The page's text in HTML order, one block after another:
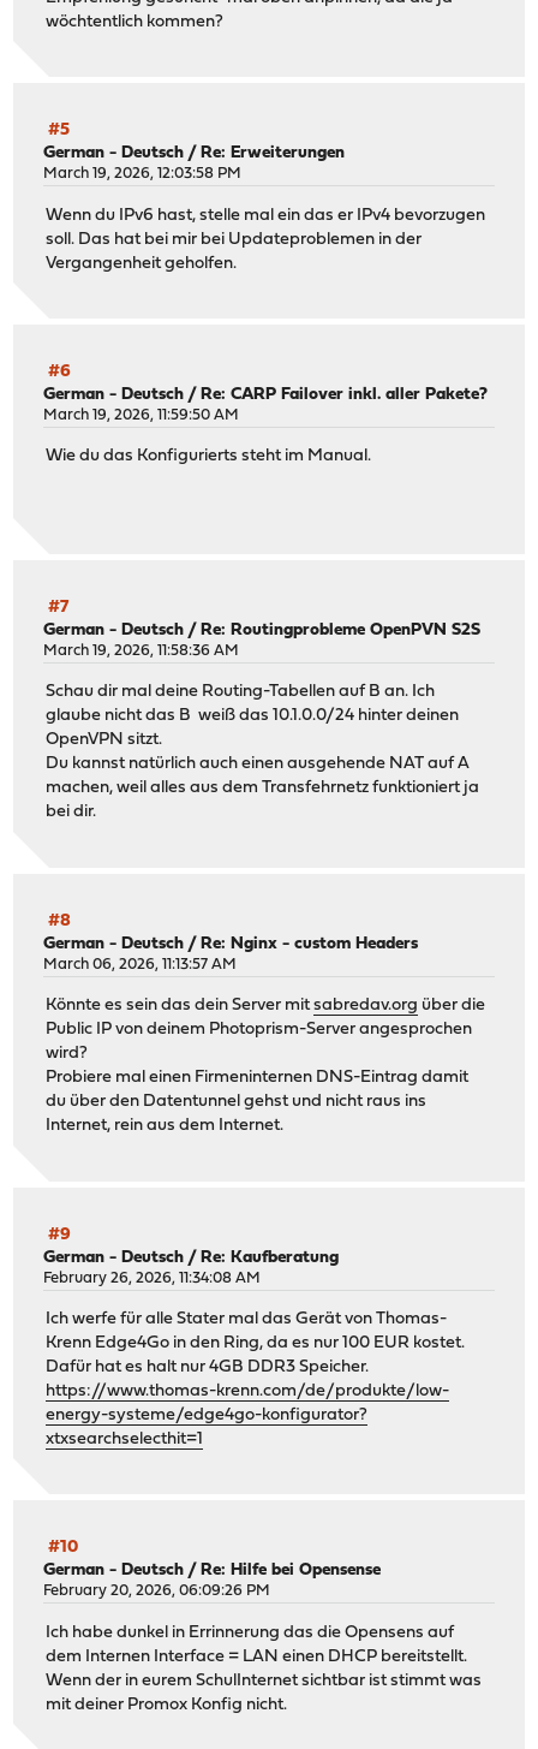
wöchtentlich kommen?
#5
German - Deutsch /Re: Erweiterungen
March 19, 2026, 12:03:58 PM
Wenn du IPv6 hast, stelle mal ein das er IPv4 bevorzugen
soll. Das hat bei mir bei Updateproblemen in der
Vergangenheit geholfen.
#6
German - Deutsch /Re: CARP Failover inkl. aller Pakete?
March 19, 2026, 11:59:50 AM
Wie du das Konfigurierts steht im Manual.
#7
German - Deutsch /Re: Routingprobleme OpenPVN S2S
March 19, 2026, 11:58:36 AM
Schau dir mal deine Routing-Tabellen auf B an. Ich
glaube nicht das B weiß das 10.1.0.0/24 hinter deinen
OpenVPN sitzt.
Du kannst natürlich auch einen ausgehende NAT auf A
machen, weil alles aus dem Transfehrnetz funktioniert ja
bei dir.
#8
German - Deutsch / Re: Nginx - custom Headers
March 06, 2026, 11:13:57 AM
Könnte es sein das dein Server mitsabredav.org über die
Public IP von deinem Photoprism-Server angesprochen
wird?
Probiere mal einen Firmeninternen DNS-Eintrag damit
du über den Datentunnel gehst und nicht raus ins
Internet, rein aus dem Internet.
#9
German - Deutsch / Re: Kaufberatung
February 26, 2026, 11:34:08 AM
Ich werfe für alle Stater mal das Gerät von Thomas-
Krenn Edge4Go in den Ring, da es nur 100 EUR kostet.
Dafür hat es halt nur 4GB DDR3 Speicher.
https://www.thomas-krenn.com/de/produkte/low-
energy-systeme/edge4go-konfigurator?
xtxsearchselecthit=1
#10
German - Deutsch /Re: Hilfe bei Opensense
February 20, 2026, 06:09:26 PM
Ich habe dunkel in Errinnerung das die Opensens auf
dem Internen Interface = LAN einen DHCP bereitstellt.
Wenn der in eurem SchulInternet sichtbar ist stimmt was
mit deiner Promox Konfig nicht.